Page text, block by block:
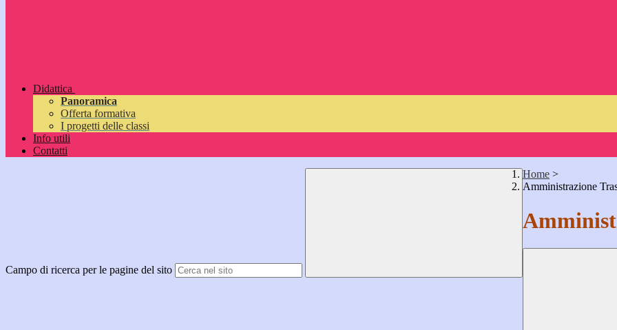
Didattica
Panoramica
Offerta formativa
I progetti delle classi
Info utili
Contatti
Campo di ricerca per le pagine del sito
Home >
Amministrazione